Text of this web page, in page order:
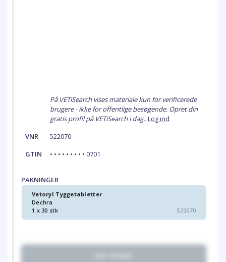
På VETiSearch vises materiale kun for verificerede
brugere - ikke for offentlige besøgende. Opret din
gratis profil på VETiSearch i dag..Log ind
VNR
522070
GTIN
• • • • • • • • • 0701
PAKNINGER
Vetoryl Tyggetabletter
Dechra
1 x 30 stk
522070